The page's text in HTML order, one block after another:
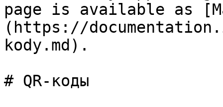
page is available as
(https://
kody.md).
# QR-коды